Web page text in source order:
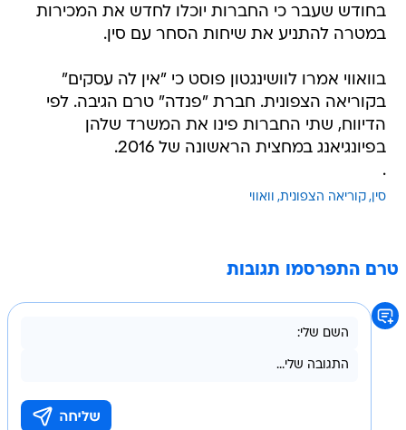
בחודש שעבר כי החברות יוכלו לחדש את המכירות
במטרה להתניע את שיחות הסחר עם סין.
בוואווי אמרו לוושינגטון פוסט כי "אין לה עסקים"
בקוריאה הצפונית. חברת "פנדה" טרם הגיבה. לפי
הדיווח, שתי החברות פינו את המשרד שלהן
בפיונגיאנג במחצית הראשונה של 2016.
.
סין קוריאה הצפונית וואווי
טרם התפרסמו תגובות